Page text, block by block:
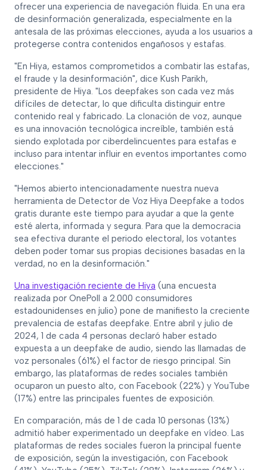
ofrecer una experiencia de navegación fluida. En una era
de desinformación generalizada, especialmente en la
antesala de las próximas elecciones, ayuda a los usuarios a
protegerse contra contenidos engañosos y estafas.
"En Hiya, estamos comprometidos a combatir las estafas,
el fraude y la desinformación", dice Kush Parikh,
presidente de Hiya. "Los deepfakes son cada vez más
difíciles de detectar, lo que dificulta distinguir entre
contenido real y fabricado. La clonación de voz, aunque
es una innovación tecnológica increíble, también está
siendo explotada por ciberdelincuentes para estafas e
incluso para intentar influir en eventos importantes como
elecciones."
"Hemos abierto intencionadamente nuestra nueva
herramienta de Detector de Voz Hiya Deepfake a todos
gratis durante este tiempo para ayudar a que la gente
esté alerta, informada y segura. Para que la democracia
sea efectiva durante el periodo electoral, los votantes
deben poder tomar sus propias decisiones basadas en la
verdad, no en la desinformación."
Una investigación reciente de Hiya (una encuesta
realizada por OnePoll a 2.000 consumidores
estadounidenses en julio) pone de manifiesto la creciente
prevalencia de estafas deepfake. Entre abril y julio de
2024, 1 de cada 4 personas declaró haber estado
expuesta a un deepfake de audio, siendo las llamadas de
voz personales (61%) el factor de riesgo principal. Sin
embargo, las plataformas de redes sociales también
ocuparon un puesto alto, con Facebook (22%) y YouTube
(17%) entre las principales fuentes de exposición.
En comparación, más de 1 de cada 10 personas (13%)
admitió haber experimentado un deepfake en vídeo. Las
plataformas de redes sociales fueron la principal fuente
de exposición, según la investigación, con Facebook